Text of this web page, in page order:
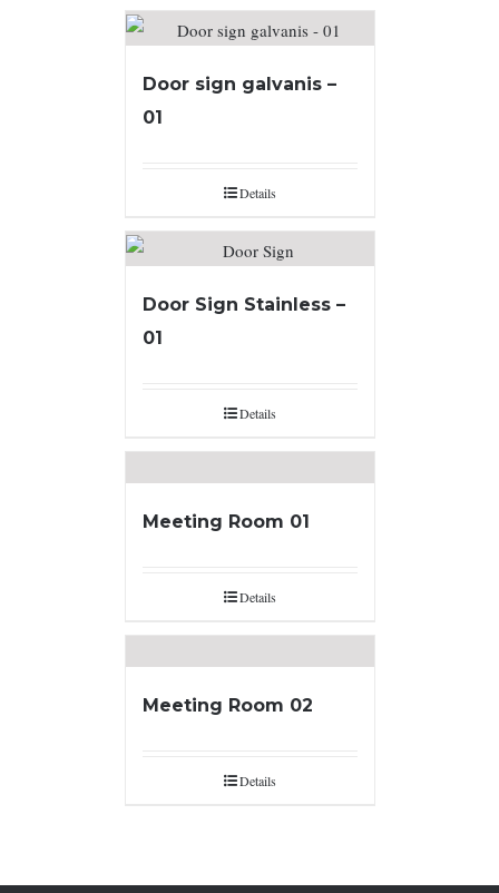
Door sign galvanis –
01
Details
Door Sign Stainless –
01
Details
Meeting Room 01
Details
Meeting Room 02
Details